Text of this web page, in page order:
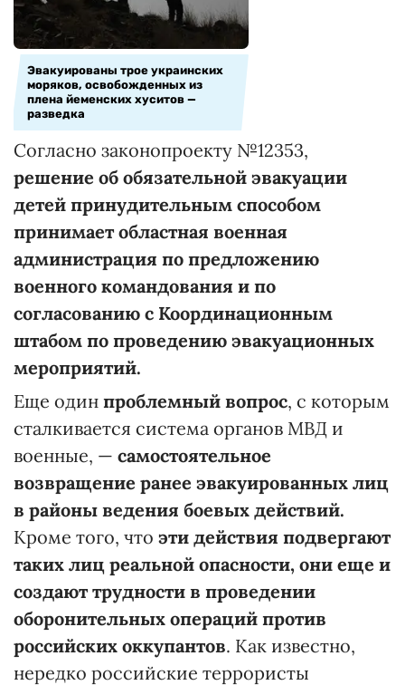
Эвакуированы трое украинских
моряков, освобожденных из
плена йеменских хуситов —
разведка
Согласно законопроекту №12353,
решение об обязательной эвакуации
детей принудительным способом
принимает областная военная
администрация по предложению
военного командования и по
согласованию с Координационным
штабом по проведению эвакуационных
мероприятий.
Еще один проблемный вопрос, с которым
сталкивается система органов МВД и
военные, — самостоятельное
возвращение ранее эвакуированных лиц
в районы ведения боевых действий.
Кроме того, что эти действия подвергают
таких лиц реальной опасности, они еще и
создают трудности в проведении
оборонительных операций против
российских оккупантов. Как известно,
нередко российские террористы